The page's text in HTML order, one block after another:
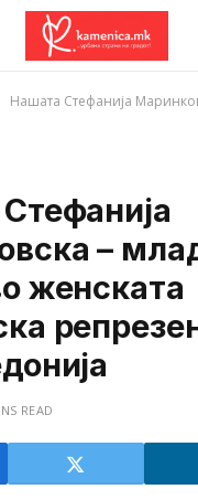
Нашата Стефанија Маринковска – млада надеж во женската
–
женската
READ